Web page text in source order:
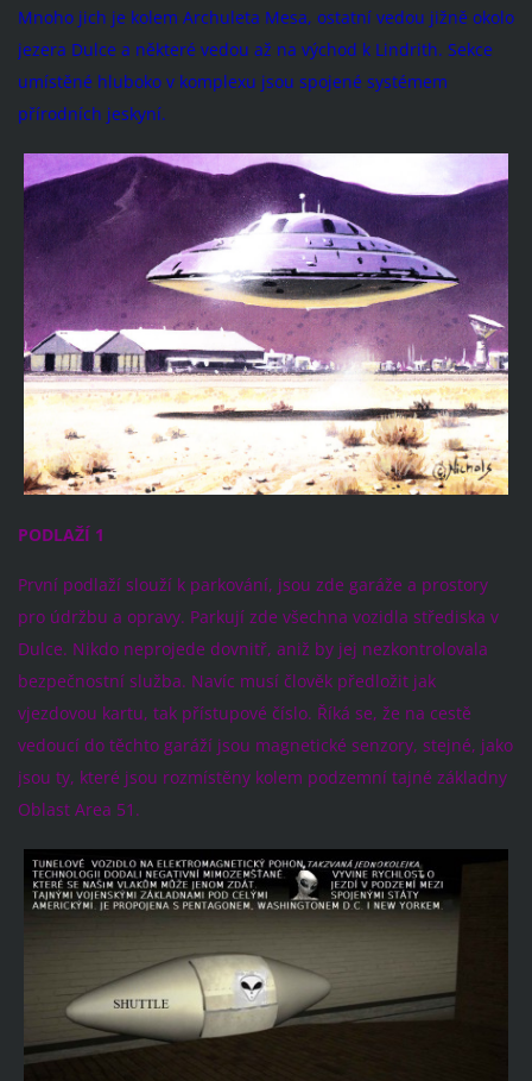
Mnoho jich je kolem Archuleta Mesa, ostatní vedou jižně okolo
jezera Dulce a některé vedou až na východ k Lindrith. Sekce
umístěné hluboko v komplexu jsou spojené systémem
přírodních jeskyní.
PODLAŽÍ 1
První podlaží slouží k parkování, jsou zde garáže a prostory
pro údržbu a opravy. Parkují zde všechna vozidla střediska v
Dulce. Nikdo neprojede dovnitř, aniž by jej nezkontrolovala
bezpečnostní služba. Navíc musí člověk předložit jak
vjezdovou kartu, tak přístupové číslo. Říká se, že na cestě
vedoucí do těchto garáží jsou magnetické senzory, stejné, jako
jsou ty, které jsou rozmístěny kolem podzemní tajné základny
Oblast Area 51.